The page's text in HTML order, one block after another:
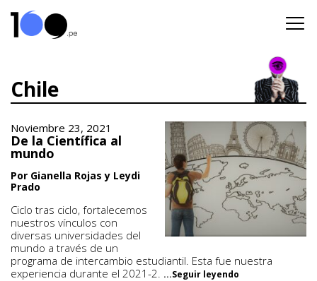
Chile
Noviembre 23, 2021
De la Científica al
mundo
Por Gianella Rojas y Leydi
Prado
Ciclo tras ciclo, fortalecemos
nuestros vínculos con
diversas universidades del
mundo a través de un
programa de intercambio estudiantil. Esta fue nuestra
experiencia durante el 2021-2.
...Seguir leyendo